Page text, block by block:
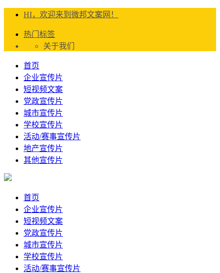
HI，欢迎来到微邦文案网！
热门标签
关于我们
首页
企业宣传片
短视频文案
党政宣传片
城市宣传片
学校宣传片
活动/赛事宣传片
地产宣传片
其他宣传片
首页
企业宣传片
短视频文案
党政宣传片
城市宣传片
学校宣传片
活动/赛事宣传片